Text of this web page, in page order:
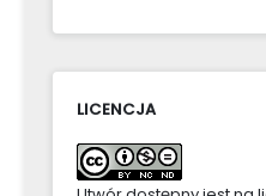
LICENCJA